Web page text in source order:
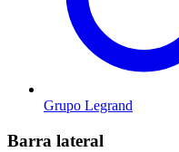
Grupo Legrand
Barra lateral